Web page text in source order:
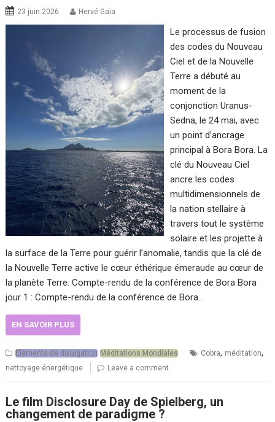
23 juin 2026 Hervé Gaïa
Le processus de fusion
des codes du Nouveau
Ciel et de la Nouvelle
Terre a débuté au
moment de la
conjonction Uranus-
Sedna, le 24 mai, avec
un point d’ancrage
principal à Bora Bora. La
clé du Nouveau Ciel
ancre les codes
multidimensionnels de
la nation stellaire à
travers tout le système
solaire et les projette à
la surface de la Terre pour guérir l’anomalie, tandis que la clé de
la Nouvelle Terre active le cœur éthérique émeraude au cœur de
la planète Terre. Compte-rendu de la conférence de Bora Bora
jour 1 : Compte-rendu de la conférence de Bora…
EN SAVOIR PLUS
Eléments de divulgation Méditations Mondiales Cobra, méditation,
nettoyage énergétique Leave a comment
Le film Disclosure Day de Spielberg, un
changement de paradigme ?